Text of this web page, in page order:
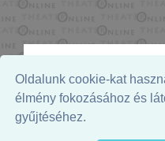
Oldalunk cookie-kat
élmény fokozásához és
gyűjtéséhez.
Az oldal megjelenését